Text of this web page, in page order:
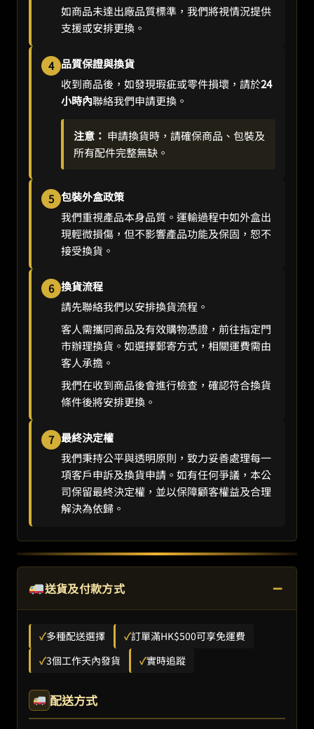
如商品未達出廠品質標準，我們將視情況提供
支援或安排更換。
4 品質保證與換貨
收到商品後，如發現瑕疵或零件損壞，請於24
小時內聯絡我們申請更換。
注意： 申請換貨時，請確保商品、包裝及
所有配件完整無缺。
5 包裝外盒政策
我們重視產品本身品質。運輸過程中如外盒出
現輕微損傷，但不影響產品功能及保固，恕不
接受換貨。
6 換貨流程
請先聯絡我們以安排換貨流程。
客人需攜同商品及有效購物憑證，前往指定門
市辦理換貨。如選擇郵寄方式，相關運費需由
客人承擔。
我們在收到商品後會進行檢查，確認符合換貨
條件後將安排更換。
7 最終決定權
我們秉持公平與透明原則，致力妥善處理每一
項客戶申訴及換貨申請。如有任何爭議，本公
司保留最終決定權，並以保障顧客權益及合理
解決為依歸。
送貨及付款方式 −
✓多種配送選擇 ✓訂單滿HK$500可享免運費
✓3個工作天內發貨 ✓實時追蹤
配送方式